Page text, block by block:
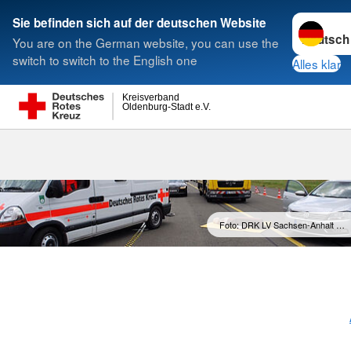
Sie befinden sich auf der deutschen Website
You are on the German website, you can use the
switch to switch to the English one
Sprache
Alles klar
Oldenburg-Stadt e.V.
Kreisverband
Suche
Foto: DRK LV Sachsen-Anhalt …